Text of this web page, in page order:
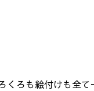
ろも絵付けも全て